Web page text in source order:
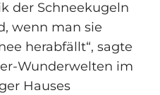
der Schneekugeln
wenn man sie
herabfällt“, sagte
Wunderwelten im
Hauses